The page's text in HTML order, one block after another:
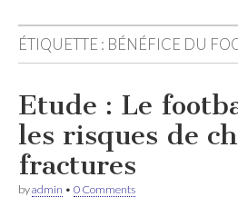
ÉTIQUETTE : BÉNÉFICE DU
Etude : Le
les risques de
fractures
byadmin • 0 Comments